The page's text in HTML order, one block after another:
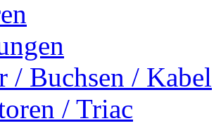
/ Buchsen / Kabel
/ Triac